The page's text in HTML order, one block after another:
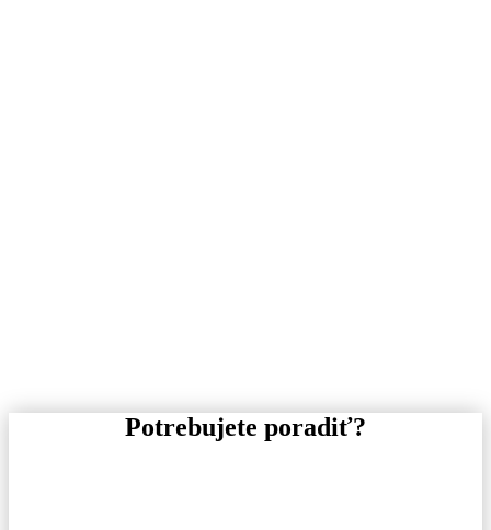
Potrebujete poradiť?